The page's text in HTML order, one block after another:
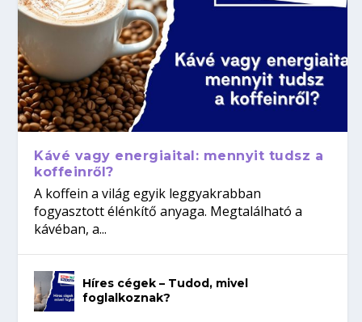
Kávé vagy energiaital: mennyit tudsz a
koffeinről?
A koffein a világ egyik leggyakrabban
fogyasztott élénkítő anyaga. Megtalálható a
kávéban, a...
Híres cégek – Tudod, mivel
foglalkoznak?